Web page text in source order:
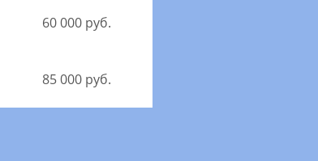
60 000 руб.
85 000 руб.